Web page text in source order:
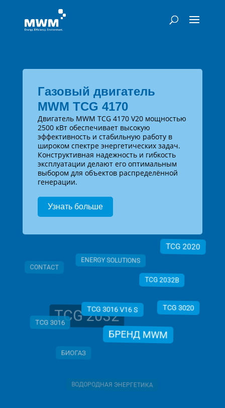
Газовый двигатель
MWM TCG 4170
Двигатель MWM TCG 4170 V20 мощностью
2500 кВт обеспечивает высокую
эффективность и стабильную работу в
широком спектре энергетических задач.
Конструктивная надежность и гибкость
эксплуатации делают его оптимальным
выбором для объектов распределённой
генерации.
Узнать больше
CONTACT
ENERGY SOLUTIONS
TCG 2020
TCG 2032
TCG 2032B
TCG 3016
TCG 3016 V16 S TCG 3020
БИОГАЗ
БРЕНД MWM
ВОДОРОДНАЯ ЭНЕРГЕТИКА